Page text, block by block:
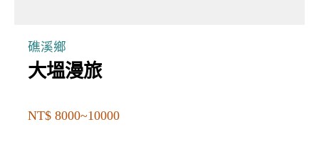
礁溪鄉
大塭漫旅
NT$ 8000~10000